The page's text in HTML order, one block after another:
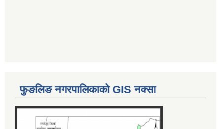
फुङलिङ नगरपालिकाको GIS नक्सा